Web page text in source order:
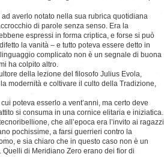
averlo notato nella sua rubrica quotidiana
di parole senza senso. Era la
espressi in forma criptica, e forse si può
la vanità – e tutto poteva essere detto in
complicato non è un segnale di buona
ha colpito altro.
della lezione del filosofo Julius Evola,
modernità e coltivare il culto della Tradizione,
poteva esserlo a vent’anni, ma certo deve
si consuma in una cornice elitaria e iniziatica.
che all’epoca era l’invito ai ragazzi
pochissime, a farsi guerrieri contro la
e sia chiaro che in questo caso non è un
di Meridiano Zero erano dei fior di